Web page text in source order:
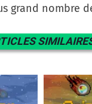
grand nombre